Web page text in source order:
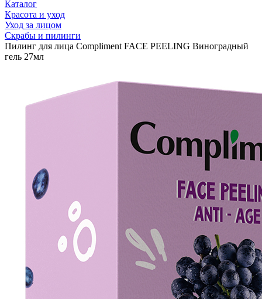
Каталог
Красота и уход
Уход за лицом
Скрабы и пилинги
Пилинг для лица Compliment FACE PEELING Виноградный
гель 27мл